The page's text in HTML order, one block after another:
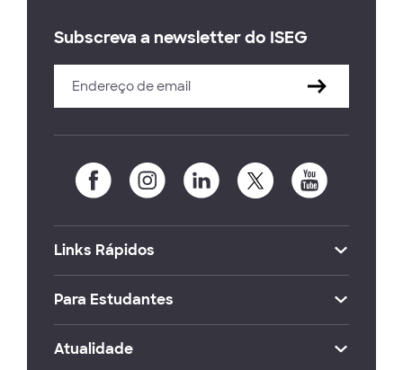
Subscreva a newsletter do ISEG
Links Rápidos
Para Estudantes
Atualidade